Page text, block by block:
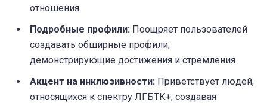
отношения.
Подробные профили: Поощряет пользователей
создавать обширные профили,
демонстрирующие достижения и стремления.
Акцент на инклюзивности: Приветствует людей,
относящихся к спектру ЛГБТК+, создавая